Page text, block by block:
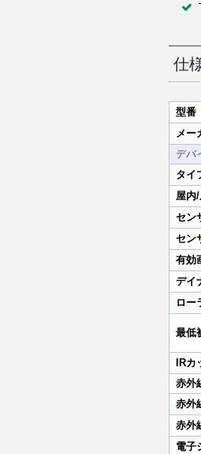
仕
型番
メー
デバ
タイ
屋内
セン
セン
有効
デイ
ロー
最低
IR
赤外
赤外
赤外
電子